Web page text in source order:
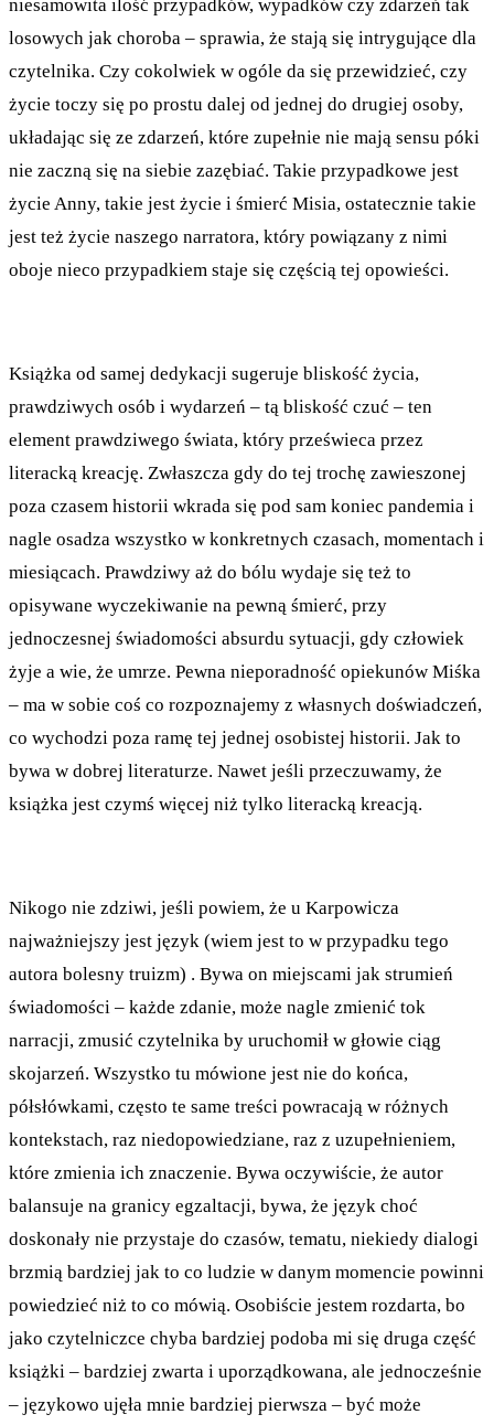
niesamowita ilość przypadków, wypadków czy zdarzeń tak
losowych jak choroba – sprawia, że stają się intrygujące dla
czytelnika. Czy cokolwiek w ogóle da się przewidzieć, czy
życie toczy się po prostu dalej od jednej do drugiej osoby,
układając się ze zdarzeń, które zupełnie nie mają sensu póki
nie zaczną się na siebie zazębiać. Takie przypadkowe jest
życie Anny, takie jest życie i śmierć Misia, ostatecznie takie
jest też życie naszego narratora, który powiązany z nimi
oboje nieco przypadkiem staje się częścią tej opowieści.
Książka od samej dedykacji sugeruje bliskość życia,
prawdziwych osób i wydarzeń – tą bliskość czuć – ten
element prawdziwego świata, który prześwieca przez
literacką kreację. Zwłaszcza gdy do tej trochę zawieszonej
poza czasem historii wkrada się pod sam koniec pandemia i
nagle osadza wszystko w konkretnych czasach, momentach i
miesiącach. Prawdziwy aż do bólu wydaje się też to
opisywane wyczekiwanie na pewną śmierć, przy
jednoczesnej świadomości absurdu sytuacji, gdy człowiek
żyje a wie, że umrze. Pewna nieporadność opiekunów Miśka
– ma w sobie coś co rozpoznajemy z własnych doświadczeń,
co wychodzi poza ramę tej jednej osobistej historii. Jak to
bywa w dobrej literaturze. Nawet jeśli przeczuwamy, że
książka jest czymś więcej niż tylko literacką kreacją.
Nikogo nie zdziwi, jeśli powiem, że u Karpowicza
najważniejszy jest język (wiem jest to w przypadku tego
autora bolesny truizm) . Bywa on miejscami jak strumień
świadomości – każde zdanie, może nagle zmienić tok
narracji, zmusić czytelnika by uruchomił w głowie ciąg
skojarzeń. Wszystko tu mówione jest nie do końca,
półsłówkami, często te same treści powracają w różnych
kontekstach, raz niedopowiedziane, raz z uzupełnieniem,
które zmienia ich znaczenie. Bywa oczywiście, że autor
balansuje na granicy egzaltacji, bywa, że język choć
doskonały nie przystaje do czasów, tematu, niekiedy dialogi
brzmią bardziej jak to co ludzie w danym momencie powinni
powiedzieć niż to co mówią. Osobiście jestem rozdarta, bo
jako czytelniczce chyba bardziej podoba mi się druga część
książki – bardziej zwarta i uporządkowana, ale jednocześnie
– językowo ujęła mnie bardziej pierwsza – być może